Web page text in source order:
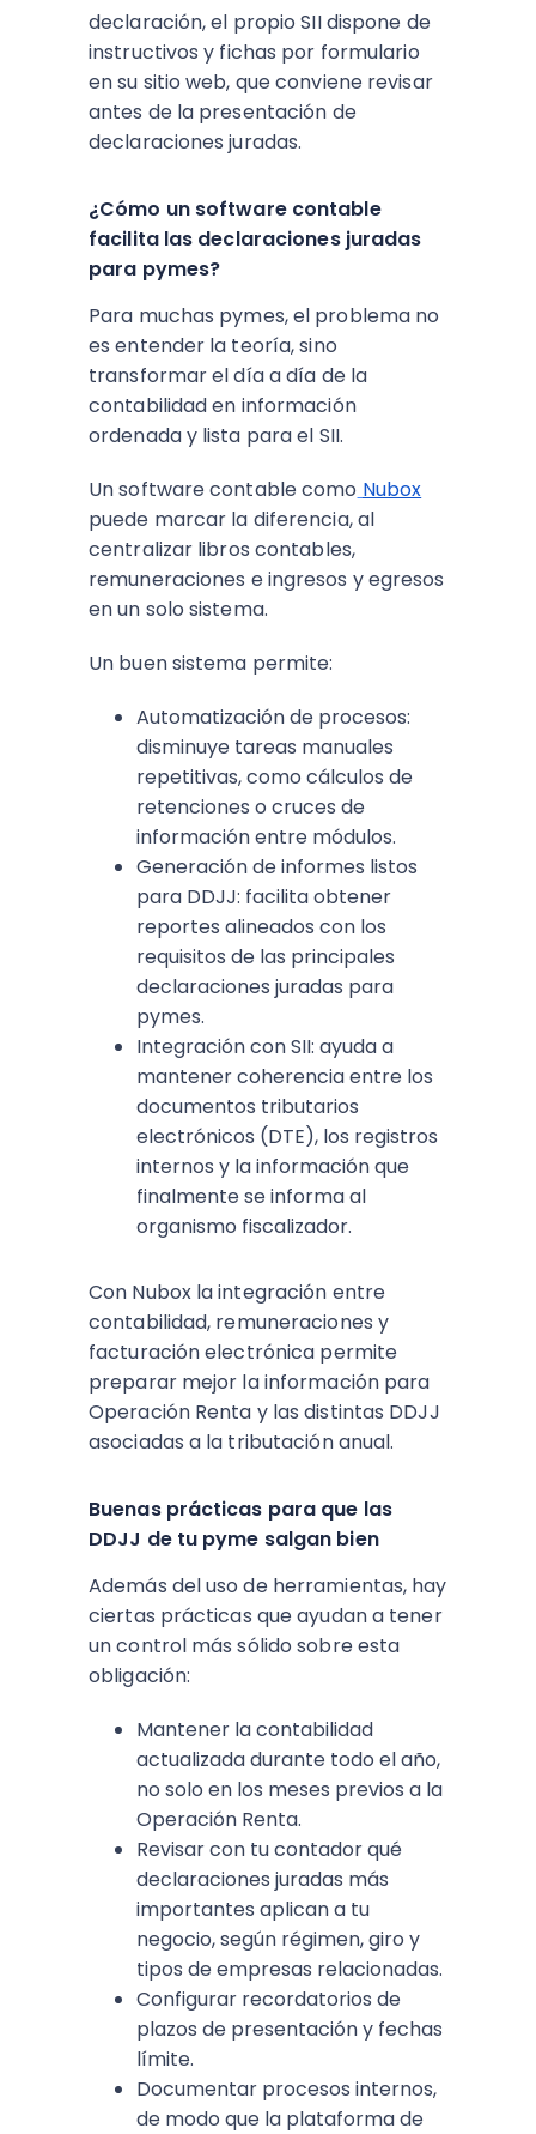
declaración, el propio SII dispone de
instructivos y fichas por formulario
en su sitio web, que conviene revisar
antes de la presentación de
declaraciones juradas.​
¿Cómo un software contable
facilita las declaraciones juradas
para pymes?
Para muchas pymes, el problema no
es entender la teoría, sino
transformar el día a día de la
contabilidad en información
ordenada y lista para el SII.
Un software contable como Nubox
puede marcar la diferencia, al
centralizar libros contables,
remuneraciones e ingresos y egresos
en un solo sistema.​
Un buen sistema permite:
Automatización de procesos:
disminuye tareas manuales
repetitivas, como cálculos de
retenciones o cruces de
información entre módulos.​
Generación de informes listos
para DDJJ: facilita obtener
reportes alineados con los
requisitos de las principales
declaraciones juradas para
pymes.​
Integración con SII: ayuda a
mantener coherencia entre los
documentos tributarios
electrónicos (DTE), los registros
internos y la información que
finalmente se informa al
organismo fiscalizador.​
Con Nubox la integración entre
contabilidad, remuneraciones y
facturación electrónica permite
preparar mejor la información para
Operación Renta y las distintas DDJJ
asociadas a la tributación anual.​
Buenas prácticas para que las
DDJJ de tu pyme salgan bien
Además del uso de herramientas, hay
ciertas prácticas que ayudan a tener
un control más sólido sobre esta
obligación:​
Mantener la contabilidad
actualizada durante todo el año,
no solo en los meses previos a la
Operación Renta.​
Revisar con tu contador qué
declaraciones juradas más
importantes aplican a tu
negocio, según régimen, giro y
tipos de empresas relacionadas.​
Configurar recordatorios de
plazos de presentación y fechas
límite.
Documentar procesos internos,
de modo que la plataforma de